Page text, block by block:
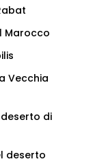
Marocco
Vecchia
di
deserto